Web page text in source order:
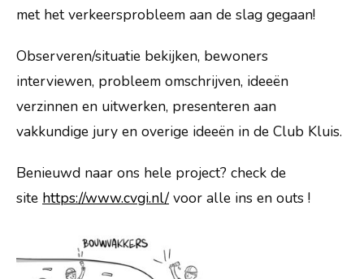
met het verkeersprobleem aan de slag gegaan!
Observeren/situatie bekijken, bewoners
interviewen, probleem omschrijven, ideeën
verzinnen en uitwerken, presenteren aan
vakkundige jury en overige ideeën in de Club Kluis.
Benieuwd naar ons hele project? check de
site https://www.cvgi.nl/ voor alle ins en outs !